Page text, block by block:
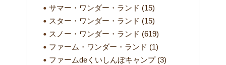
サマー・ワンダー・ランド (15)
スター・ワンダー・ランド (15)
スノー・ワンダー・ランド (619)
ファーム・ワンダー・ランド (1)
ファームdeくいしんぼキャンプ(3)